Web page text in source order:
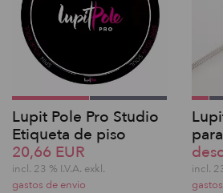
Lupit Pole Pro Studio
Etiqueta de piso
20,66 EUR
incl. 23 % I.V.A. exkl.
gastos de envio
incl.